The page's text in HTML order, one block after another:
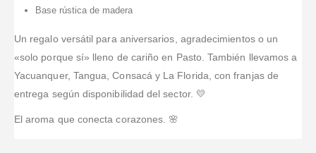
Base rústica de madera
Un regalo versátil para aniversarios, agradecimientos o un
«solo porque sí» lleno de cariño en Pasto. También llevamos a
Yacuanquer, Tangua, Consacá y La Florida, con franjas de
entrega según disponibilidad del sector. 💛
El aroma que conecta corazones. 🌸